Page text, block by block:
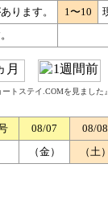
ります。 1〜10
トステイ.COMを見まし
08/07
08/08
（金）
（土